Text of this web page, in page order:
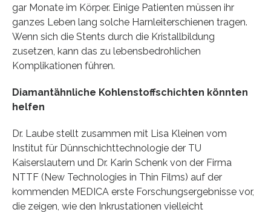
gar Monate im Körper. Einige Patienten müssen ihr
ganzes Leben lang solche Harnleiterschienen tragen.
Wenn sich die Stents durch die Kristallbildung
zusetzen, kann das zu lebensbedrohlichen
Komplikationen führen.
Diamantähnliche Kohlenstoffschichten könnten
helfen
Dr. Laube stellt zusammen mit Lisa Kleinen vom
Institut für Dünnschichttechnologie der TU
Kaiserslautern und Dr. Karin Schenk von der Firma
NTTF (New Technologies in Thin Films) auf der
kommenden MEDICA erste Forschungsergebnisse vor,
die zeigen, wie den Inkrustationen vielleicht